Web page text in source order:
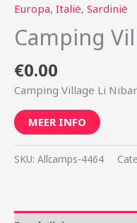
Europa, Italië, Sardinië
Camping
€0.00
Camping Village Li
MEER INFO
SKU: Allcamps-4464